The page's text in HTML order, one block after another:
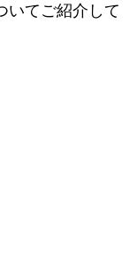
いてご紹介して